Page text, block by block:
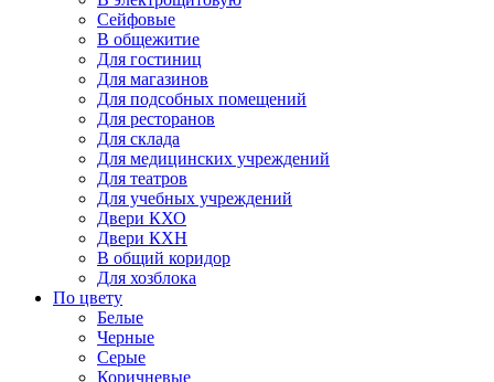
Сейфовые
В общежитие
Для гостиниц
Для магазинов
Для подсобных помещений
Для ресторанов
Для склада
Для медицинских учреждений
Для театров
Для учебных учреждений
Двери КХО
Двери КХН
В общий коридор
Для хозблока
По цвету
Белые
Черные
Серые
Коричневые